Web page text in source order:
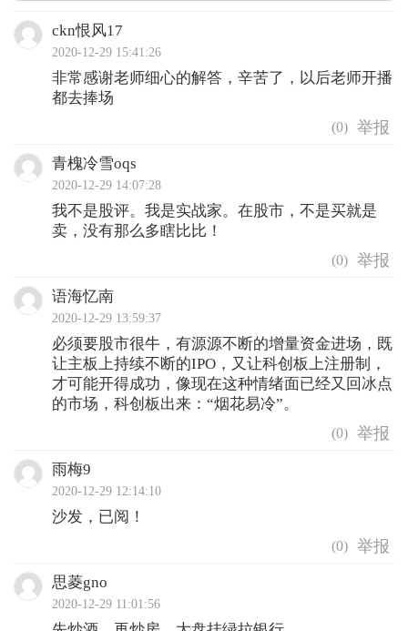
ckn恨风17
2020-12-29 15:41:26
非常感谢老师细心的解答，辛苦了，以后老师开播
都去捧场
(0)
青槐冷雪oqs
2020-12-29 14:07:28
我不是股评。我是实战家。在股市，不是买就是
卖，没有那么多瞎比比！
(0)
语海忆南
2020-12-29 13:59:37
必须要股市很牛，有源源不断的增量资金进场，既
让主板上持续不断的IPO，又让科创板上注册制，
才可能开得成功，像现在这种情绪面已经又回冰点
的市场，科创板出来：“烟花易冷”。
(0)
雨梅9
2020-12-29 12:14:10
沙发，已阅！
(0)
思菱gno
2020-12-29 11:01:56